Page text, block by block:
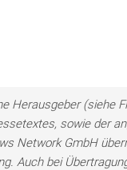
Herausgeber (siehe
sowie der
Network GmbH
Auch bei